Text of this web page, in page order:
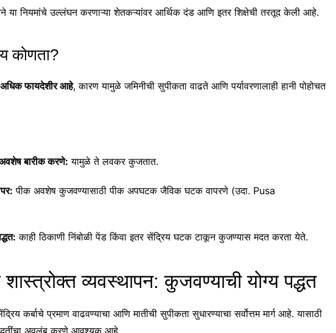
या नियमांचे उल्लंघन करणाऱ्या शेतकऱ्यांवर आर्थिक दंड आणि इतर शिक्षेची तरतूद केली आहे.
कोणता?
अधिक फायदेशीर आहे, कारण यामुळे जमिनीची सुपीकता वाढते आणि पर्यावरणालाही हानी पोहोचत
बारीक करणे: यामुळे ते लवकर कुजतात.
पीक अवशेष कुजवण्यासाठी पीक अपघटक जैविक घटक वापरणे (उदा. Pusa
काही ठिकाणी निंबोळी पेंड किंवा इतर सेंद्रिय घटक टाकून कुजण्यास मदत करता येते.
शास्त्रोक्त व्यवस्थापन: कुजवण्याची योग्य पद्धत
कर्बाचे प्रमाण वाढवण्याचा आणि मातीची सुपीकता सुधारण्याचा सर्वोत्तम मार्ग आहे. यासाठी